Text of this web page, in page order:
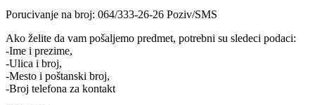
Porucivanje na broj: 064/333-26-26 Poziv/SMS
Ako želite da vam pošaljemo predmet, potrebni su sledeci podaci:
-Ime i prezime,
-Ulica i broj,
-Mesto i poštanski broj,
-Broj telefona za kontakt